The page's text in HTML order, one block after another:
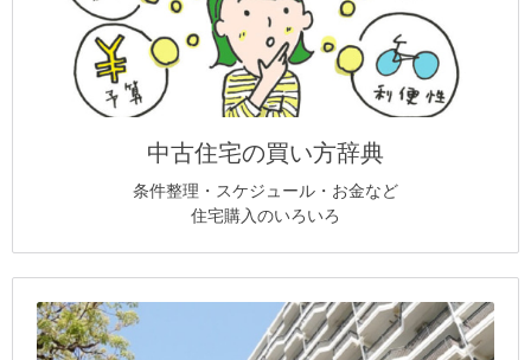
中古住宅の買い方辞典
条件整理・スケジュール・お金など
住宅購入のいろいろ